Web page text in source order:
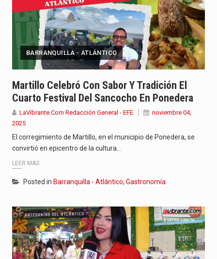
BARRANQUILLA - ATLÁNTICO
Martillo Celebró Con Sabor Y Tradición El
Cuarto Festival Del Sancocho En Ponedera
LaVibrante.Com Redacción General - EFE
noviembre 04,
2025
El corregimiento de Martillo, en el municipio de Ponedera, se
convirtió en epicentro de la cultura…
LEER MÁS
Posted in Barranquilla - Atlántico, Gastronomía